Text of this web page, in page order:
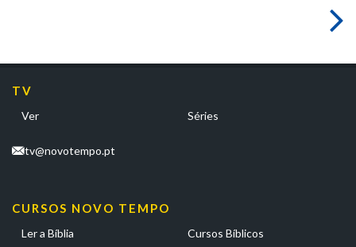
TV
Ver Séries
tv@novotempo.pt
CURSOS NOVO TEMPO
Ler a Bíblia Cursos Bíblicos